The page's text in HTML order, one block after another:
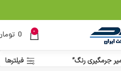
0
0
جرمگیری رنگ” فیلترها